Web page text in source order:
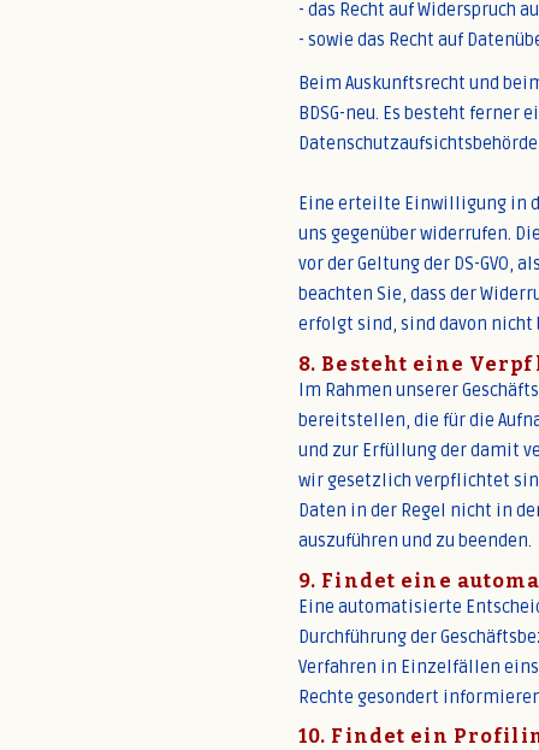
- das Recht auf Widerspruch
- sowie das Recht auf
Beim Auskunftsrecht und
BDSG-neu. Es besteht
Datenschutzaufsichtsbehörde
Eine erteilte Einwilligung in
uns gegenüber widerrufen.
vor der Geltung der DS-GVO,
beachten Sie, dass der
erfolgt sind, sind davon nicht
8. Besteht eine
Im Rahmen unserer
bereitstellen, die für die
und zur Erfüllung der damit
wir gesetzlich verpflichtet
Daten in der Regel nicht in
auszuführen und zu beenden.
9. Findet eine
Eine automatisierte
Durchführung der
Verfahren in Einzelfällen
Rechte gesondert
10. Findet ein